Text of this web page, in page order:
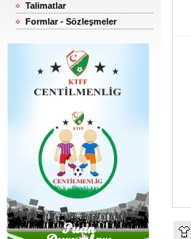
Talimatlar
Formlar - Sözleşmeler